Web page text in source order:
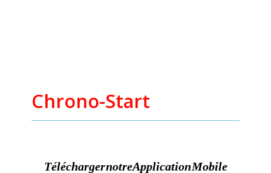
Chrono-Start
Télécharger notre Application Mobile